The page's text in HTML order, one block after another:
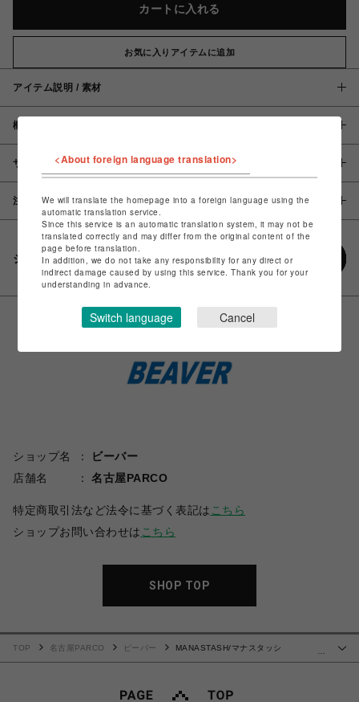
カートに入れる
お気に入りアイテムに追加
アイテム説明 / 素材
概要
サイズ
注意事項
シェアする
ショップ名
ビーバー
店舗名
名古屋PARCO
特定商取引法など法令に基づく表記は こちら
ショップお問い合わせは こちら
SHOP TOP
…
TOP 名古屋PARCO ビーバー
MANASTASH/マナスタッシ
<About foreign language translation>
We will translate the homepage into a foreign language using the
automatic translation service.
Since this service is an automatic translation system, it may not be
translated correctly and may differ from the original content of the
page before translation.
In addition, we do not take any responsibility for any direct or
indirect damage caused by using this service. Thank you for your
understanding in advance.
Switch language Cancel